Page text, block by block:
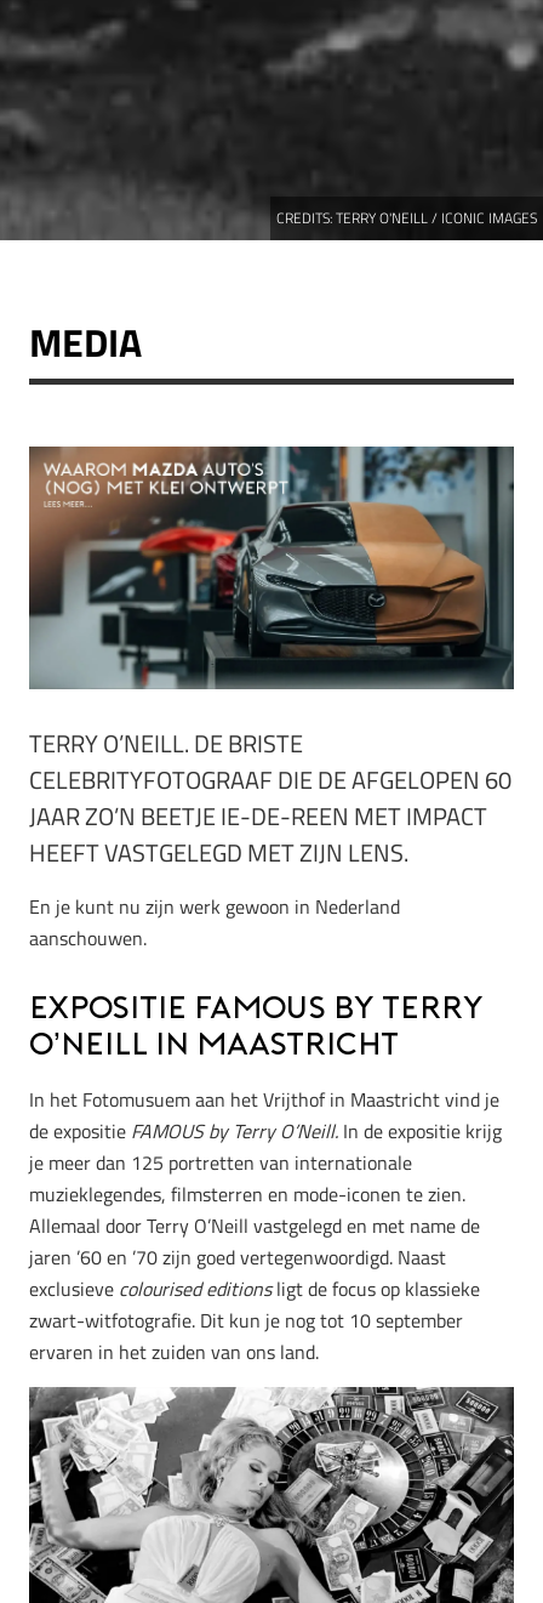
CREDITS:TERRY O'NEILL / ICONIC IMAGES
MEDIA
TERRY O’NEILL. DE BRISTE
CELEBRITYFOTOGRAAF DIE DE AFGELOPEN 60
JAAR ZO’N BEETJE IE-DE-REEN MET IMPACT
HEEFT VASTGELEGD MET ZIJN LENS.
En je kunt nu zijn werk gewoon in Nederland
aanschouwen.
Expositie FAMOUS by Terry
O’Neill in Maastricht
In het Fotomusuem aan het Vrijthof in Maastricht vind je
de expositie FAMOUS by Terry O’Neill. In de expositie krijg
je meer dan 125 portretten van internationale
muzieklegendes, filmsterren en mode-iconen te zien.
Allemaal door Terry O’Neill vastgelegd en met name de
jaren ’60 en ’70 zijn goed vertegenwoordigd. Naast
exclusieve colourised editionsligt de focus op klassieke
zwart-witfotografie. Dit kun je nog tot 10 september
ervaren in het zuiden van ons land.